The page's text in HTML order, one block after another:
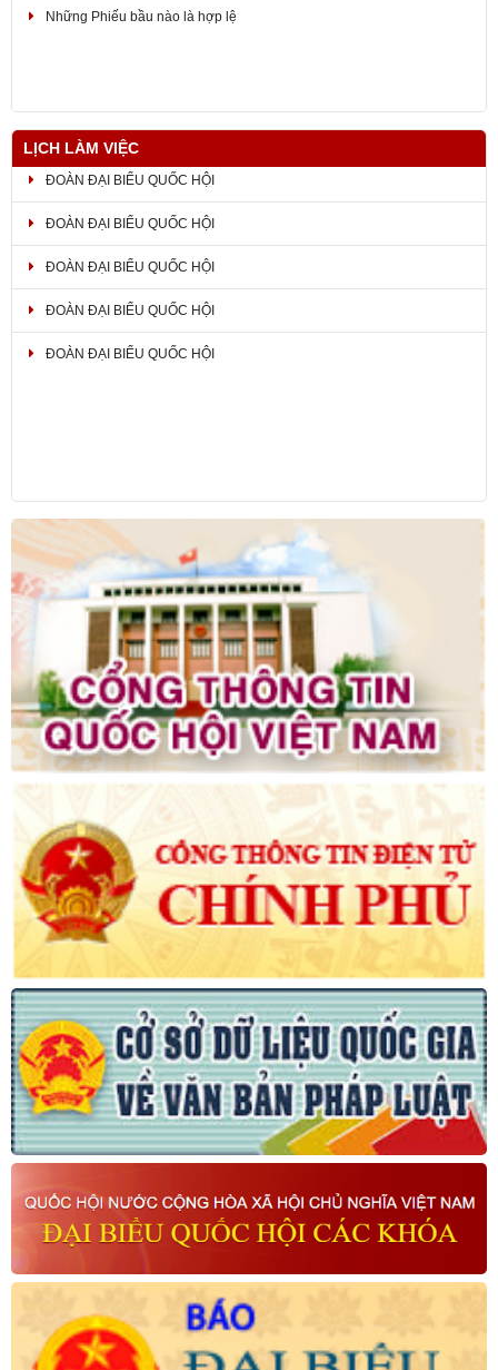
Những Phiếu bầu nào là hợp lệ
LỊCH LÀM VIỆC
ĐOÀN ĐẠI BIỂU QUỐC HỘI
ĐOÀN ĐẠI BIỂU QUỐC HỘI
ĐOÀN ĐẠI BIỂU QUỐC HỘI
ĐOÀN ĐẠI BIỂU QUỐC HỘI
ĐOÀN ĐẠI BIỂU QUỐC HỘI